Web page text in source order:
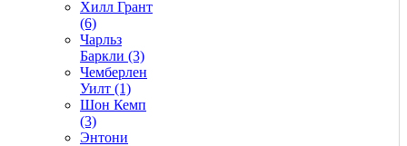
Хилл Грант
(6)
Чарльз
Баркли (3)
Чемберлен
Уилт (1)
Шон Кемп
(3)
Энтони